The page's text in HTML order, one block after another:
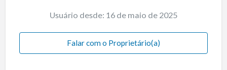
Usuário desde: 16 de maio de 2025
Falar com o Proprietário(a)